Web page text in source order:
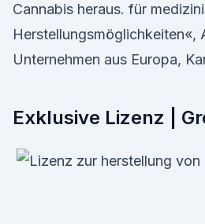
Cannabis heraus. für
Herstellungsmöglichkeiten«,
Unternehmen aus Europa,
Exklusive Lizenz |